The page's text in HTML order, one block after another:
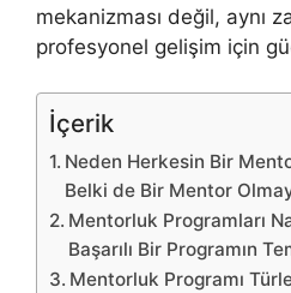
mekanizması değil, aynı
profesyonel gelişim için
İçerik
Neden Herkesin Bir
Belki de Bir Mentor
Mentorluk Programları
Başarılı Bir Programın
Mentorluk Programı